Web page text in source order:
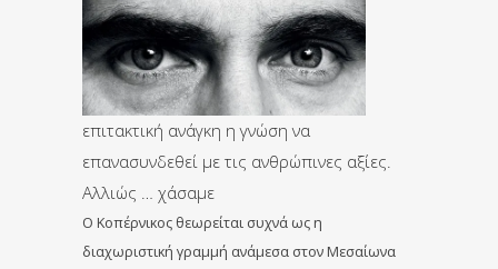
επιτακτική ανάγκη η γνώση να
επανασυνδεθεί με τις ανθρώπινες αξίες.
Αλλιώς … χάσαμε
Ο Κοπέρνικος θεωρείται συχνά ως η
διαχωριστική γραμμή ανάμεσα στον Μεσαίωνα